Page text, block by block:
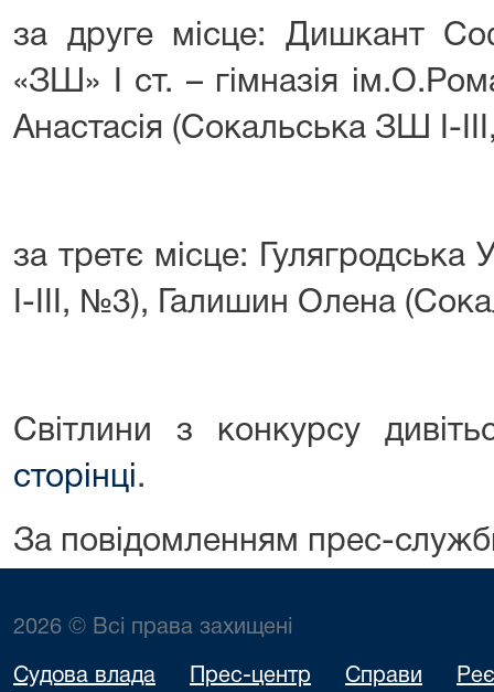
за друге місце: Дишкант
«ЗШ» І ст. – гімназія
Анастасія (Сокальська ЗШ І-
за третє місце:
І-ІІІ, №3), Галишин Олена
Світлини з конкурсу
сторінці.
За повідомленням прес-
2026 © Всі права захищені
Судова влада Прес-центр Справи